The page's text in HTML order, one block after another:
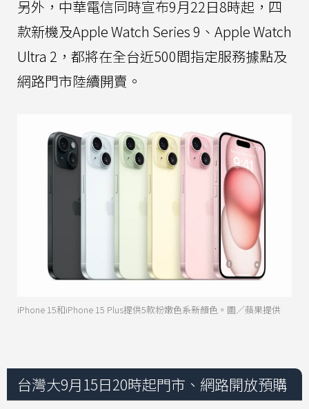
另外，中華電信同時宣布9月22日8時起，四
款新機及Apple Watch Series 9、Apple Watch
Ultra 2，都將在全台近500間指定服務據點及
網路門市陸續開賣。
iPhone 15和iPhone 15 Plus提供5款粉嫩色系新顏色。圖／蘋果提供
台灣大9月15日20時起門市、網路開放預購